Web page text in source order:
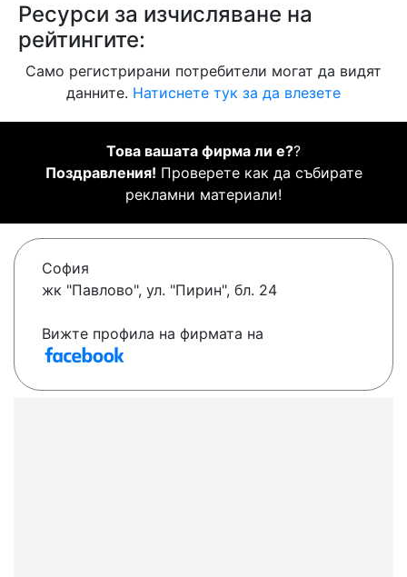
Ресурси за изчисляване на
рейтингите:
Само регистрирани потребители могат да видят
данните. Натиснете тук за да влезете
Това вашата фирма ли е??
Поздравления! Проверете как да събирате
рекламни материали!
София
жк "Павлово", ул. "Пирин", бл. 24
Вижте профила на фирмата на